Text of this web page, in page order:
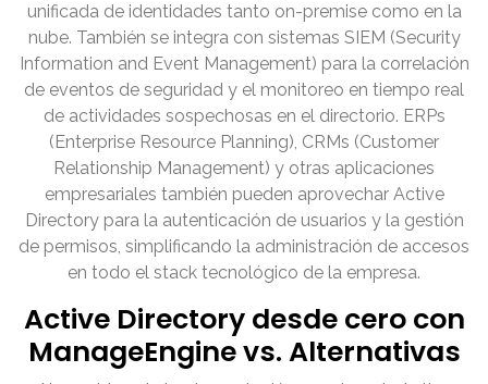
unificada de identidades tanto on-premise como en la
nube. También se integra con sistemas SIEM (Security
Information and Event Management) para la correlación
de eventos de seguridad y el monitoreo en tiempo real
de actividades sospechosas en el directorio. ERPs
(Enterprise Resource Planning), CRMs (Customer
Relationship Management) y otras aplicaciones
empresariales también pueden aprovechar Active
Directory para la autenticación de usuarios y la gestión
de permisos, simplificando la administración de accesos
en todo el stack tecnológico de la empresa.
Active Directory desde cero con
ManageEngine vs. Alternativas